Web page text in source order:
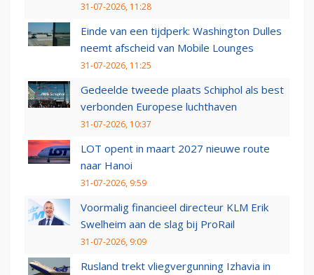
31-07-2026, 11:28
Einde van een tijdperk: Washington Dulles
neemt afscheid van Mobile Lounges
31-07-2026, 11:25
Gedeelde tweede plaats Schiphol als best
verbonden Europese luchthaven
31-07-2026, 10:37
LOT opent in maart 2027 nieuwe route
naar Hanoi
31-07-2026, 9:59
Voormalig financieel directeur KLM Erik
Swelheim aan de slag bij ProRail
31-07-2026, 9:09
Rusland trekt vliegvergunning Izhavia in